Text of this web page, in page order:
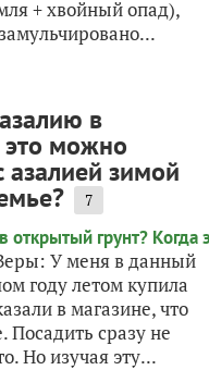
+ хвойный опад),
в
это можно
азалией зимой
7
У меня в данный
году летом купила
в магазине, что
сразу не
Но изучая эту...